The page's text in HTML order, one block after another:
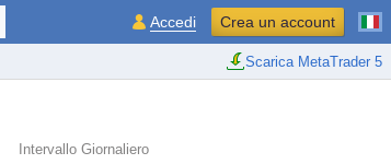
Scarica MetaTrader 5
Accedi Crea un account
Intervallo Giornaliero